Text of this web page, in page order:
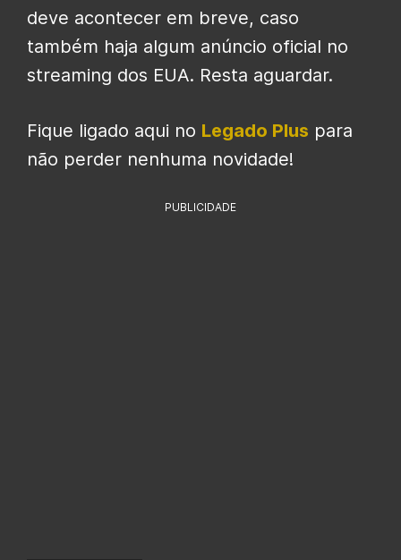
deve acontecer em breve, caso
também haja algum anúncio oficial no
streaming dos EUA. Resta aguardar.
Fique ligado aqui no Legado Plus para
não perder nenhuma novidade!
PUBLICIDADE